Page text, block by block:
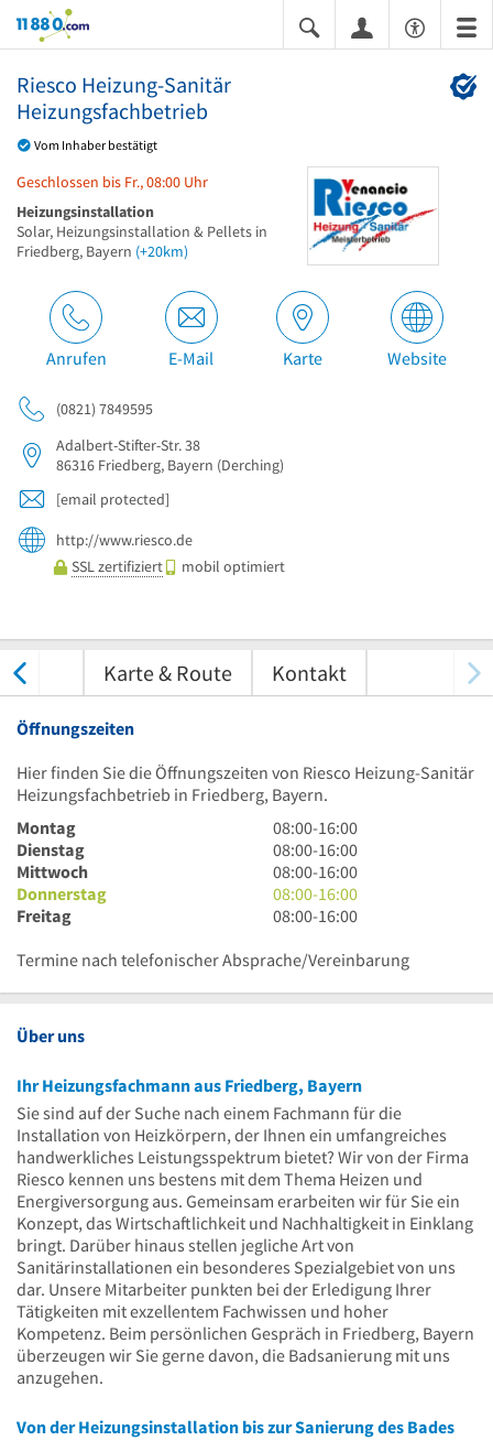
11880.com
Riesco Heizung-Sanitär
Heizungsfachbetrieb
Vom Inhaber bestätigt
Geschlossen bis Fr., 08:00 Uhr
Heizungsinstallation
Solar, Heizungsinstallation & Pellets in
Friedberg, Bayern (+20km)
Anrufen E-Mail Karte Website
(0821) 7849595
Adalbert-Stifter-Str. 38
86316 Friedberg, Bayern (Derching)
[email protected]
http://www.riesco.de
SSL zertifiziert
mobil optimiert
Karte & Route Kontakt
Öffnungszeiten
Hier finden Sie die Öffnungszeiten von Riesco Heizung-Sanitär
Heizungsfachbetrieb in Friedberg, Bayern.
Montag
8
Uhr
bis
16
Uhr
08:00-16:00
Dienstag
8
Uhr
bis
16
08:00-16:00
Mittwoch
8
Uhr
bis
Uhr
08:00-16:00
Donnerstag
8
Uhr
16
08:00-16:00
Freitag
8
bis
Uhr
08:00-16:00
Termine nach telefonischer Absprache/Vereinbarung
Über uns
Ihr Heizungsfachmann aus Friedberg, Bayern
Sie sind auf der Suche nach einem Fachmann für die
Installation von Heizkörpern, der Ihnen ein umfangreiches
handwerkliches Leistungsspektrum bietet? Wir von der Firma
Riesco kennen uns bestens mit dem Thema Heizen und
Energiversorgung aus. Gemeinsam erarbeiten wir für Sie ein
Konzept, das Wirtschaftlichkeit und Nachhaltigkeit in Einklang
bringt. Darüber hinaus stellen jegliche Art von
Sanitärinstallationen ein besonderes Spezialgebiet von uns
dar. Unsere Mitarbeiter punkten bei der Erledigung Ihrer
Tätigkeiten mit exzellentem Fachwissen und hoher
Kompetenz. Beim persönlichen Gespräch in Friedberg, Bayern
überzeugen wir Sie gerne davon, die Badsanierung mit uns
anzugehen.
Von der Heizungsinstallation bis zur Sanierung des Bades